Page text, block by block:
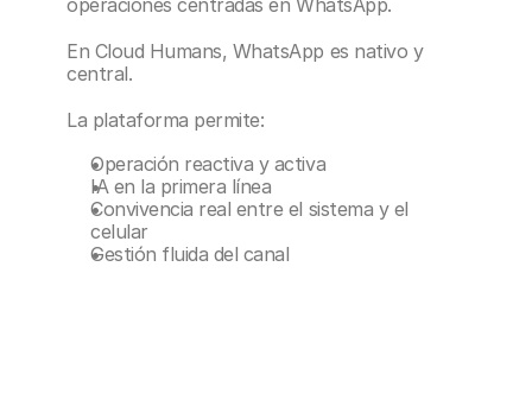
operaciones centradas en WhatsApp.
En Cloud Humans, WhatsApp es nativo y
central.
La plataforma permite:
Operación reactiva y activa
IA en la primera línea
Convivencia real entre el sistema y el
celular
Gestión fluida del canal